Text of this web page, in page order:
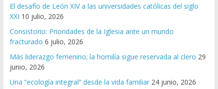
El desafío de León XIV a las universidades católicas del siglo
XXI 10 julio, 2026
Consistorio: Prioridades de la Iglesia ante un mundo
fracturado 6 julio, 2026
Más liderazgo femenino; la homilía sigue reservada al clero 29
junio, 2026
Una “ecología integral” desde la vida familiar 24 junio, 2026